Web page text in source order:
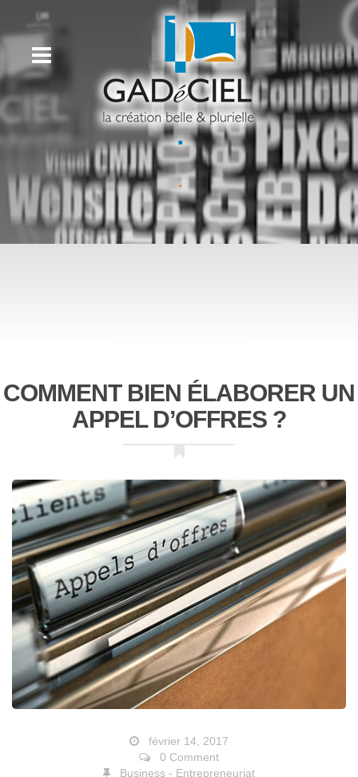
COMMENT BIEN ÉLABORER UN
APPEL D’OFFRES ?
février 14, 2017
0 Comment
Business - Entrepreneuriat